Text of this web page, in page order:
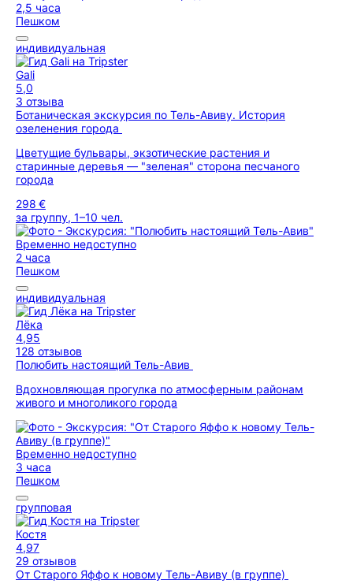
2,5 часа
Пешком
индивидуальная
Gali
5,0
3 отзыва
Ботаническая экскурсия по Тель-Авиву. История
озеленения города
Цветущие бульвары, экзотические растения и
старинные деревья — "зеленая" сторона песчаного
города
298 €
за группу, 1–10 чел.
Временно недоступно
2 часа
Пешком
индивидуальная
Лёка
4,95
128 отзывов
Полюбить настоящий Тель-Авив
Вдохновляющая прогулка по атмосферным районам
живого и многоликого города
Временно недоступно
3 часа
Пешком
групповая
Костя
4,97
29 отзывов
От Старого Яффо к новому Тель-Авиву (в группе)